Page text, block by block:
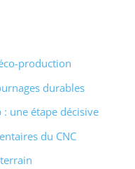
production
durables
: une étape décisive
du CNC